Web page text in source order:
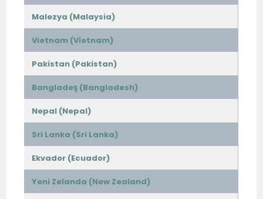
Malezya (Malaysia)
Vietnam (Vietnam)
Pakistan (Pakistan)
Bangladeş (Bangladesh)
Nepal (Nepal)
Sri Lanka (Sri Lanka)
Ekvador (Ecuador)
Yeni Zelanda (New Zealand)